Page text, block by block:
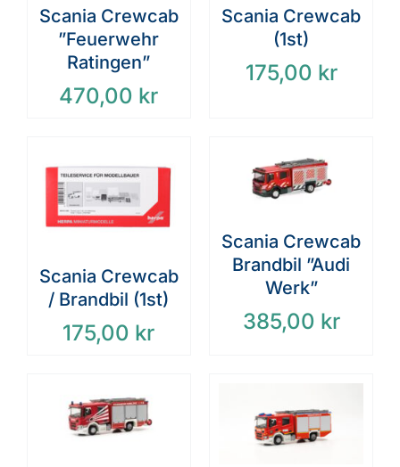
Scania Crewcab
”Feuerwehr
Ratingen”
470,00 kr
Scania Crewcab
(1st)
175,00 kr
Scania Crewcab
/ Brandbil (1st)
175,00 kr
Scania Crewcab
Brandbil ”Audi
Werk”
385,00 kr